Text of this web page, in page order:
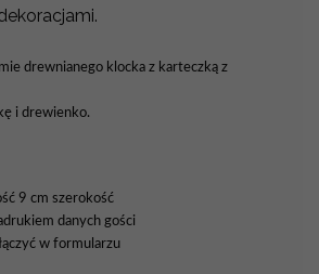
drewnianego klocka z karteczką z
i drewienko.
9 cm szerokość
danych gości
w formularzu